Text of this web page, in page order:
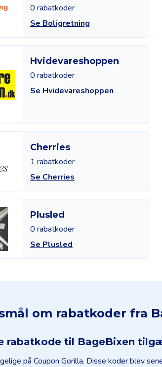
0 rabatkoder
Se Boligretning
Hvidevareshoppen
0 rabatkoder
Se Hvidevareshoppen
Cherries
1 rabatkoder
Se Cherries
Plusled
0 rabatkoder
Se Plusled
om rabatkoder fra
rabatkode til BageBixen
på Coupon Gorilla. Disse koder blev